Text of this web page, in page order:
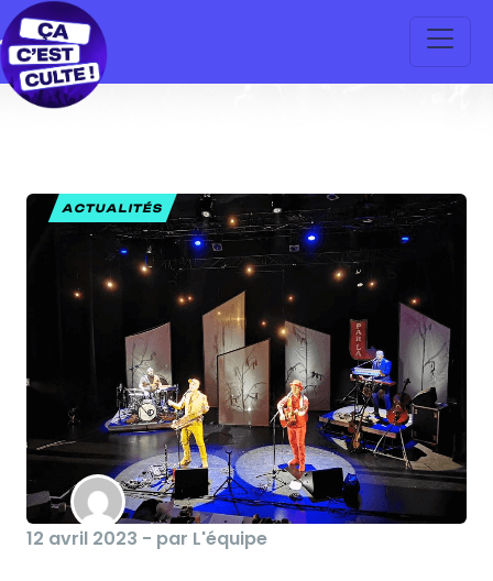
ACTUALITÉS
12 avril 2023 - par L'équipe